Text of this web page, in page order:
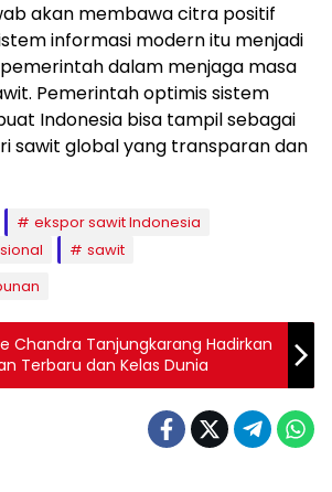
akan membawa citra positif
informasi modern itu menjadi
dalam menjaga masa
Pemerintah optimis sistem
Indonesia bisa tampil sebagai
sawit global yang transparan dan
ekspor sawit Indonesia
sawit
Chandra Tanjungkarang Hadirkan
Terbaru dan Kelas Dunia